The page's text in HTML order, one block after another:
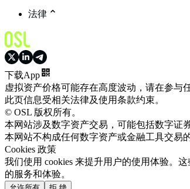
法律
下载App
虚拟资产价格可能存在高度波动，请在参与
此页信息受相关法律及使用条款约束。
© OSL 版权所有。
本网站涉及数字资产交易，可能包括数字证
本网站不构成任何数字资产或金融工具交易
Cookies 政策
我们使用 cookies 来提升用户的使用体验。
的服务和体验。